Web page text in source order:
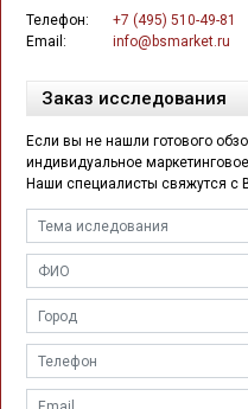
Телефон:
+7 (495) 510-49-81
Email:
info@bsmarket.ru
Заказ исследования
Если вы не нашли готового
индивидуальное
Наши специалисты свяжутся